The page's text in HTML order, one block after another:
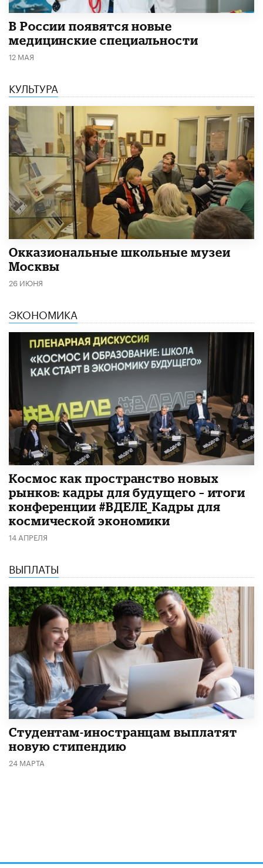
В России появятся новые
медицинские специальности
12 МАЯ
КУЛЬТУРА
​Окказиональные школьные музеи
Москвы
26 ИЮНЯ
ЭКОНОМИКА
Космос как пространство новых
рынков: кадры для будущего – итоги
конференции #ВДЕЛЕ_Кадры для
космической экономики
14 АПРЕЛЯ
ВЫПЛАТЫ
Студентам-иностранцам выплатят
новую стипендию
24 МАРТА